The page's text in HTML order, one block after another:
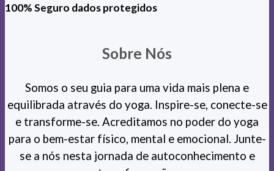
100% Seguro dados protegidos
Sobre Nós
Somos o seu guia para uma vida mais plena e
equilibrada através do yoga. Inspire-se, conecte-se
e transforme-se. Acreditamos no poder do yoga
para o bem-estar físico, mental e emocional. Junte-
se a nós nesta jornada de autoconhecimento e